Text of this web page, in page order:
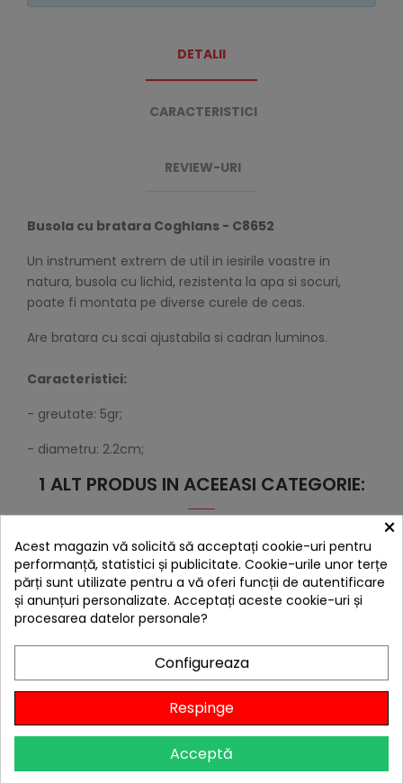
DETALII
CARACTERISTICI
REVIEW-URI
Busola cu bratara Coghlans - C8652
Un instrument extrem de util in iesirile voastre in
natura, busola cu lichid, rezistenta la apa si socuri,
poate fi montata pe diverse curele de ceas.
Are bratara cu scai ajustabila si cadran luminos.
Caracteristici:
- greutate: 5gr;
- diametru: 2.2cm;
1 ALT PRODUS IN ACEEASI CATEGORIE:
×
Acest magazin vă solicită să acceptați cookie-uri pentru
performanță, statistici și publicitate. Cookie-urile unor terțe
părți sunt utilizate pentru a vă oferi funcții de autentificare
și anunțuri personalizate. Acceptați aceste cookie-uri și
procesarea datelor personale?
Configureaza
Respinge
Acceptă